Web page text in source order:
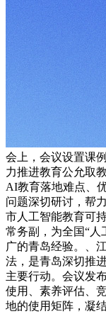
会上，会议设置课
力推进教育公允取
AI教育落地难点、
问题深切研讨，帮
市人工智能教育可
常务副，为全国“人
广的青岛经验。、
法，是青岛深切推
主要行动。会议发
使用、素养评估、
地的使用矩阵，凝